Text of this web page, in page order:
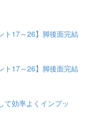
ト17～26】脚後面完結
ト17～26】脚後面完結
て効率よくインプッ